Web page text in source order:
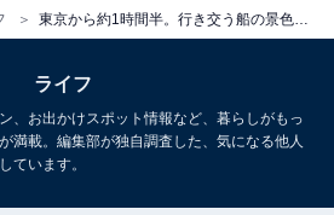
東京から約1時間半。行き交う船の景色に癒される、この夏行きたい“眺望”という名の海辺のホテル
ライフ
、お出かけスポット情報など、暮らしがもっ
満載。編集部が独自調査した、気になる他人
ています。